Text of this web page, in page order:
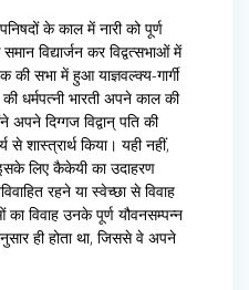
के काल में नारी को पूर्ण
विद्यार्जन कर विद्वत्सभाओं में
की सभा में हुआ याज्ञवल्क्य-गार्गी
धर्मपत्नी भारती अपने काल की
अपने दिग्गज विद्वान् पति की
शास्त्रार्थ किया। यही नहीं,
लिए कैकेयी का उदाहरण
रहने या स्वेच्छा से विवाह
विवाह उनके पूर्ण यौवनसम्पन्न
ही होता था, जिससे वे अपने